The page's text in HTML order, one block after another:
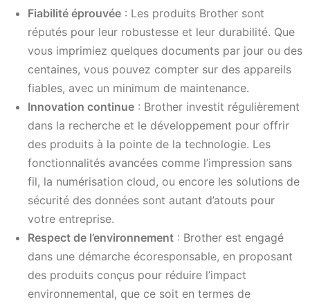
Fiabilité éprouvée : Les produits Brother sont
réputés pour leur robustesse et leur durabilité. Que
vous imprimiez quelques documents par jour ou des
centaines, vous pouvez compter sur des appareils
fiables, avec un minimum de maintenance.
Innovation continue : Brother investit régulièrement
dans la recherche et le développement pour offrir
des produits à la pointe de la technologie. Les
fonctionnalités avancées comme l’impression sans
fil, la numérisation cloud, ou encore les solutions de
sécurité des données sont autant d’atouts pour
votre entreprise.
Respect de l’environnement : Brother est engagé
dans une démarche écoresponsable, en proposant
des produits conçus pour réduire l’impact
environnemental, que ce soit en termes de